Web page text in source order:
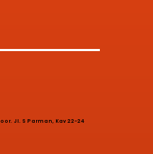
Jl. S Parman, Kav 22-24